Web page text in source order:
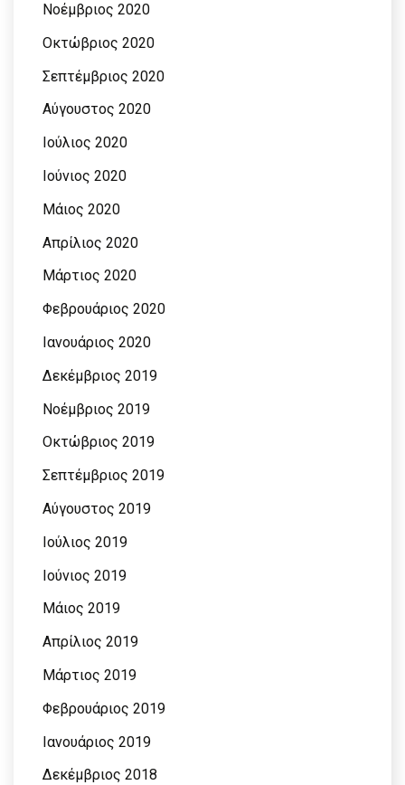
Νοέμβριος 2020
Οκτώβριος 2020
Σεπτέμβριος 2020
Αύγουστος 2020
Ιούλιος 2020
Ιούνιος 2020
Μάιος 2020
Απρίλιος 2020
Μάρτιος 2020
Φεβρουάριος 2020
Ιανουάριος 2020
Δεκέμβριος 2019
Νοέμβριος 2019
Οκτώβριος 2019
Σεπτέμβριος 2019
Αύγουστος 2019
Ιούλιος 2019
Ιούνιος 2019
Μάιος 2019
Απρίλιος 2019
Μάρτιος 2019
Φεβρουάριος 2019
Ιανουάριος 2019
Δεκέμβριος 2018